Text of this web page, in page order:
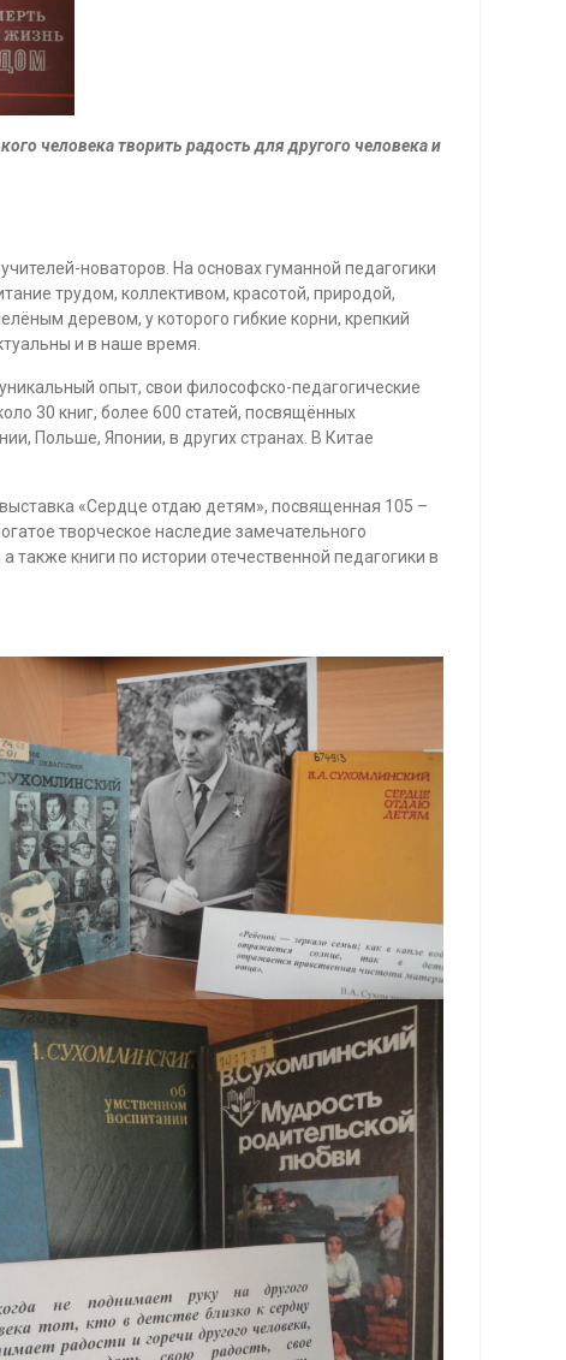
человека творить радость для другого человека и
новаторов. На основах гуманной педагогики
трудом, коллективом, красотой, природой,
деревом, у которого гибкие корни, крепкий
и в наше время.
опыт, свои философско-педагогические
30 книг, более 600 статей, посвящённых
Польше, Японии, в других странах. В Китае
«Сердце отдаю детям», посвященная 105 –
творческое наследие замечательного
книги по истории отечественной педагогики в